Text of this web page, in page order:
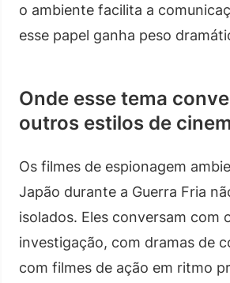
o ambiente facilita a
esse papel ganha peso
Onde esse tema
outros estilos de
Os filmes de espionagem
Japão durante a Guerra Fria
isolados. Eles conversam com
investigação, com dramas de
com filmes de ação em ritmo